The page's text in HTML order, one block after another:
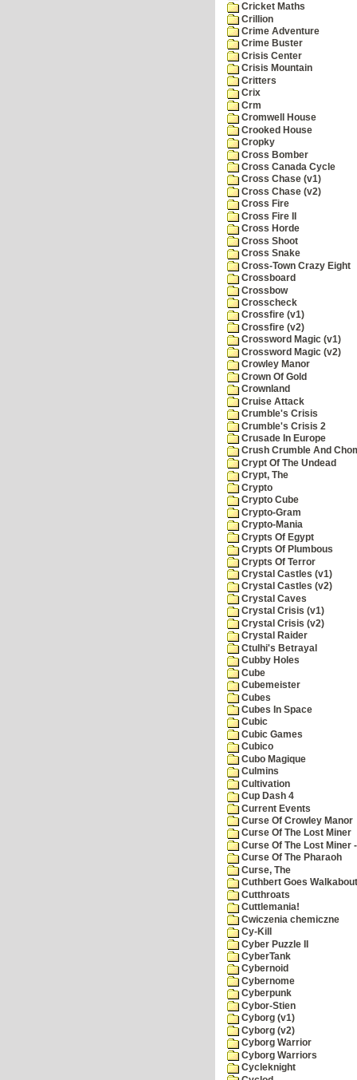
Cricket Maths
Crillion
Crime Adventure
Crime Buster
Crisis Center
Crisis Mountain
Critters
Crix
Crm
Cromwell House
Crooked House
Cropky
Cross Bomber
Cross Canada Cycle
Cross Chase (v1)
Cross Chase (v2)
Cross Fire
Cross Fire II
Cross Horde
Cross Shoot
Cross Snake
Cross-Town Crazy Eight
Crossboard
Crossbow
Crosscheck
Crossfire (v1)
Crossfire (v2)
Crossword Magic (v1)
Crossword Magic (v2)
Crowley Manor
Crown Of Gold
Crownland
Cruise Attack
Crumble's Crisis
Crumble's Crisis 2
Crusade In Europe
Crush Crumble And
Crypt Of The Undead
Crypt, The
Crypto
Crypto Cube
Crypto-Gram
Crypto-Mania
Crypts Of Egypt
Crypts Of Plumbous
Crypts Of Terror
Crystal Castles (v1)
Crystal Castles (v2)
Crystal Caves
Crystal Crisis (v1)
Crystal Crisis (v2)
Crystal Raider
Ctulhi's Betrayal
Cubby Holes
Cube
Cubemeister
Cubes
Cubes In Space
Cubic
Cubic Games
Cubico
Cubo Magique
Culmins
Cultivation
Cup Dash 4
Current Events
Curse Of Crowley Manor
Curse Of The Lost Miner
Curse Of The Lost Miner
Curse Of The Pharaoh
Curse, The
Cuthbert Goes Walkabout
Cutthroats
Cuttlemania!
Cwiczenia chemiczne
Cy-Kill
Cyber Puzzle II
CyberTank
Cybernoid
Cybernome
Cyberpunk
Cybor-Stien
Cyborg (v1)
Cyborg (v2)
Cyborg Warrior
Cyborg Warriors
Cycleknight